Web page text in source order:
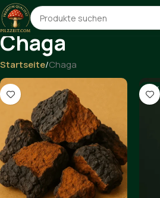
Chaga
Startseite Chaga
-17%